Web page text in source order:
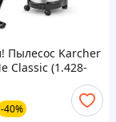
Пылесос Karcher
Classic (1.428-
качество!
-40%